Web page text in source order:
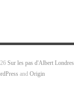
Sur les pas d'Albert Londres
and Origin